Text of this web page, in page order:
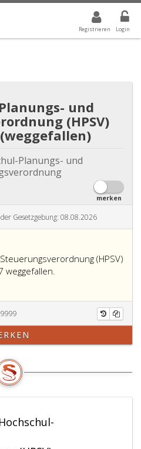
Registrieren Login
WERT IST ALLE
und
(HPSV)
Planungs- und
merken
Gesetzgebung: 08.08.2026
(HPSV)
weggefallen.